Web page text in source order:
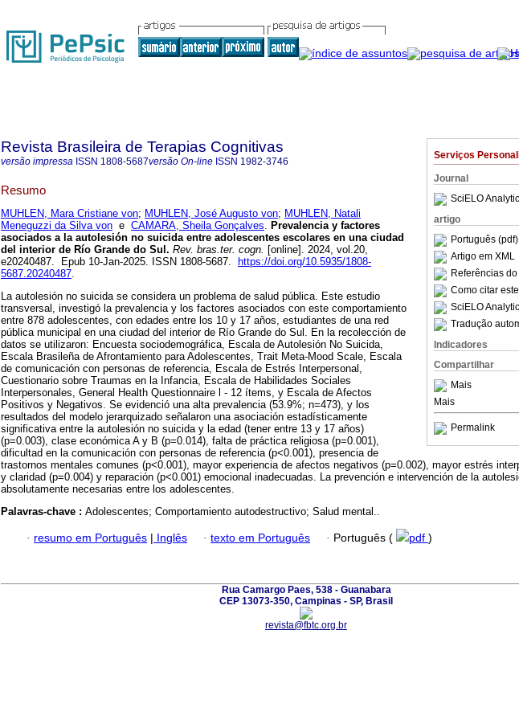
Serviços
Journal
SciELO
artigo
Português (pdf)
Artigo em XML
Referências
Como citar
SciELO
Tradução
Indicadores
Compartilhar
Mais
Mais
Permalink
Revista Brasileira de Terapias Cognitivas
versão impressa ISSN 1808-5687versão On-line ISSN 1982-3746
Resumo
MUHLEN, Mara Cristiane von; MUHLEN, José Augusto von; MUHLEN, Natali
Meneguzzi da Silva von e CAMARA, Sheila Gonçalves. Prevalencia y factores
asociados a la autolesión no suicida entre adolescentes escolares en una ciudad
del interior de Río Grande do Sul. Rev. bras.ter. cogn. [online]. 2024, vol.20,
e20240487. Epub 10-Jan-2025. ISSN 1808-5687.
https://doi.org/10.5935/1808-
5687.20240487.
La autolesión no suicida se considera un problema de salud pública. Este estudio
transversal, investigó la prevalencia y los factores asociados con este comportamiento
entre 878 adolescentes, con edades entre los 10 y 17 años, estudiantes de una red
pública municipal en una ciudad del interior de Río Grande do Sul. En la recolección de
datos se utilizaron: Encuesta sociodemográfica, Escala de Autolesión No Suicida,
Escala Brasileña de Afrontamiento para Adolescentes, Trait Meta-Mood Scale, Escala
de comunicación con personas de referencia, Escala de Estrés Interpersonal,
Cuestionario sobre Traumas en la Infancia, Escala de Habilidades Sociales
Interpersonales, General Health Questionnaire l - 12 ítems, y Escala de Afectos
Positivos y Negativos. Se evidenció una alta prevalencia (53.9%; n=473), y los
resultados del modelo jerarquizado señalaron una asociación estadísticamente
significativa entre la autolesión no suicida y la edad (tener entre 13 y 17 años)
(p=0.003), clase económica A y B (p=0.014), falta de práctica religiosa (p=0.001),
dificultad en la comunicación con personas de referencia (p<0.001), presencia de
trastornos mentales comunes (p<0.001), mayor experiencia de afectos negativos (p=0.002), mayor estrés
y claridad (p=0.004) y reparación (p<0.001) emocional inadecuadas. La prevención e intervención de la
absolutamente necesarias entre los adolescentes.
Palavras-chave : Adolescentes; Comportamiento autodestructivo; Salud mental..
· resumo em Português | Inglês · texto em Português · Português ( pdf )
Rua Camargo Paes, 538 - Guanabara
CEP 13073-350, Campinas - SP, Brasil
revista@fbtc.org.br